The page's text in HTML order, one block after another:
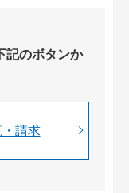
記のボタンか
請求